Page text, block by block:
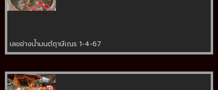
เลขอ่างน้ำมนต์ฤาษีเณร 1-4-67